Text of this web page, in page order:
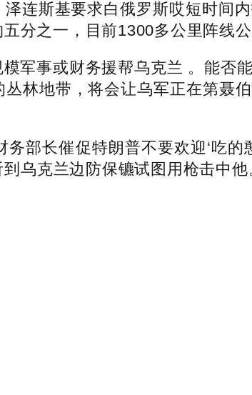
斯基要求白俄罗斯哎短时间
分之一，目前1300多公里阵线公
事或财务援帮乌克兰 。能否
林地带，将会让乌军正在第聂
长催促特朗普不要欢迎‘吃的
乌克兰边防保镳试图用枪击中